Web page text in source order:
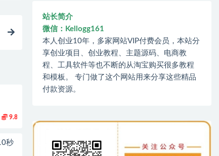
9.8
秒
站长简介
微信：Kellogg161
本人创业10年，多家网站VIP付费会员，本站分
享创业项目、创业教程、主题源码、电商教
程、工具软件等也不断的从淘宝购买很多教程
和模板。 专门做了这个网站用来分享这些精品
付款资源。